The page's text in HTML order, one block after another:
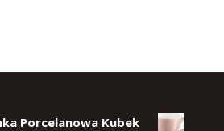
Porcelanowa Kubek